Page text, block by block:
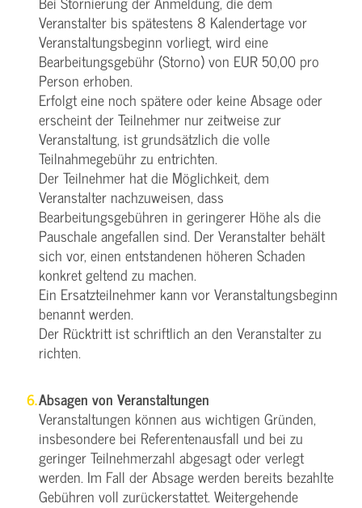
Veranstalter bis spätestens 8 Kalendertage vor
Veranstaltungsbeginn vorliegt, wird eine
Bearbeitungsgebühr (Storno) von EUR 50,00 pro
Person erhoben.
Erfolgt eine noch spätere oder keine Absage oder
erscheint der Teilnehmer nur zeitweise zur
Veranstaltung, ist grundsätzlich die volle
Teilnahmegebühr zu entrichten.
Der Teilnehmer hat die Möglichkeit, dem
Veranstalter nachzuweisen, dass
Bearbeitungsgebühren in geringerer Höhe als die
Pauschale angefallen sind. Der Veranstalter behält
sich vor, einen entstandenen höheren Schaden
konkret geltend zu machen.
Ein Ersatzteilnehmer kann vor Veranstaltungsbeginn
benannt werden.
Der Rücktritt ist schriftlich an den Veranstalter zu
richten.
Absagen von Veranstaltungen
Veranstaltungen können aus wichtigen Gründen,
insbesondere bei Referentenausfall und bei zu
geringer Teilnehmerzahl abgesagt oder verlegt
werden. Im Fall der Absage werden bereits bezahlte
Gebühren voll zurückerstattet. Weitergehende